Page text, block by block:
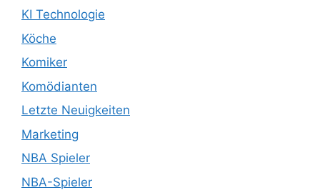
KI Technologie
Köche
Komiker
Komödianten
Letzte Neuigkeiten
Marketing
NBA Spieler
NBA-Spieler